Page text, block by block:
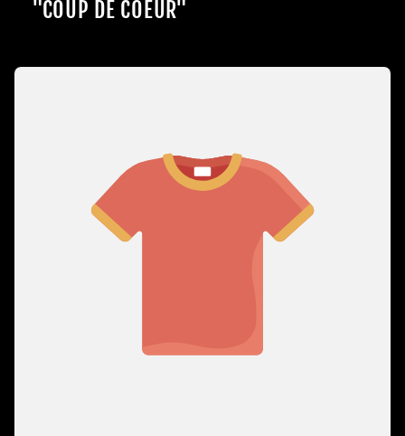
"COUP DE COEUR"